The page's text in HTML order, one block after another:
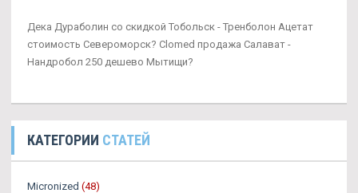
Дека Дураболин со скидкой Тобольск - Тренболон Ацетат
стоимость Североморск? Clomed продажа Салават -
Нандробол 250 дешево Мытищи?
КАТЕГОРИИ СТАТЕЙ
Micronized (48)